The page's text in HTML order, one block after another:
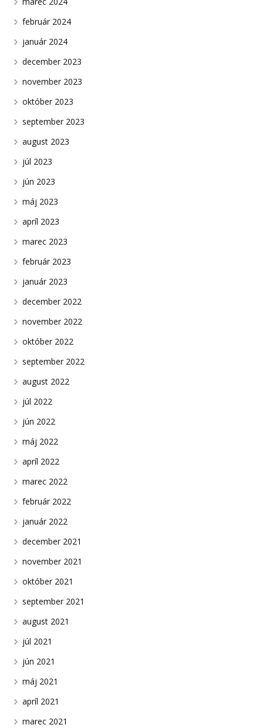
február 2024
január 2024
december 2023
november 2023
október 2023
september 2023
august 2023
júl 2023
jún 2023
máj 2023
apríl 2023
marec 2023
február 2023
január 2023
december 2022
november 2022
október 2022
september 2022
august 2022
júl 2022
jún 2022
máj 2022
apríl 2022
marec 2022
február 2022
január 2022
december 2021
november 2021
október 2021
september 2021
august 2021
júl 2021
jún 2021
máj 2021
apríl 2021
marec 2021